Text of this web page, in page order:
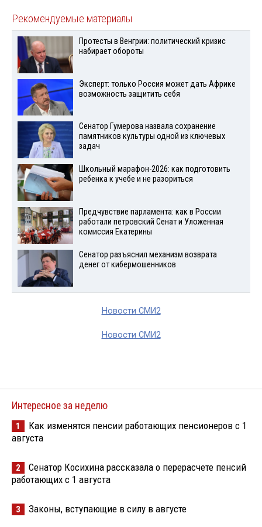
Рекомендуемые материалы
Протесты в Венгрии: политический кризис
набирает обороты
Эксперт: только Россия может дать Африке
возможность защитить себя
Сенатор Гумерова назвала сохранение
памятников культуры одной из ключевых
задач
Школьный марафон-2026: как подготовить
ребенка к учебе и не разориться
Предчувствие парламента: как в России
работали петровский Сенат и Уложенная
комиссия Екатерины
Сенатор разъяснил механизм возврата
денег от кибермошенников
Новости СМИ2
Новости СМИ2
Интересное за неделю
1
Как изменятся пенсии работающих пенсионеров с 1
августа
2
Сенатор Косихина рассказала о перерасчете пенсий
работающих с 1 августа
3 Законы, вступающие в силу в августе